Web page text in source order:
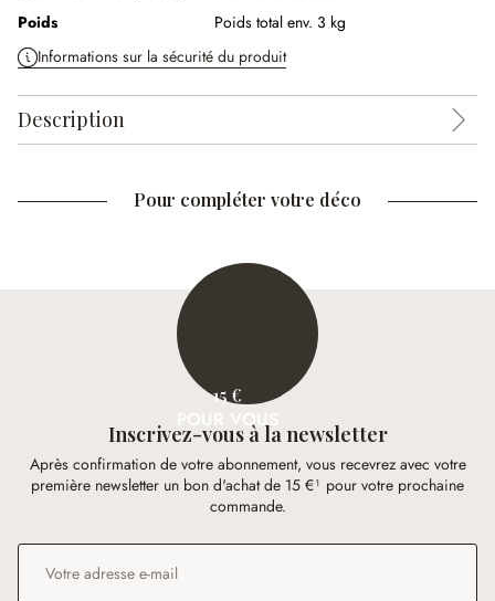
Poids
Poids total env. 3 kg
Informations sur la sécurité du produit
Description
Pour compléter votre déco
15 €
POUR VOUS
Inscrivez-vous à la newsletter
Après confirmation de votre abonnement, vous recevrez avec votre
première newsletter un bon d'achat de 15 €¹ pour votre prochaine
commande.
Adresse e-mail